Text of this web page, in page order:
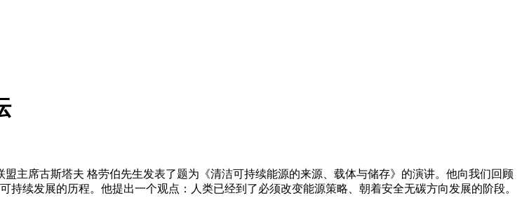
盟主席古斯塔夫 格劳伯先生发表了题为《清洁可持续能源的来源、载体与储存》的演讲。他向我们回顾
续发展的历程。他提出一个观点：人类已经到了必须改变能源策略、朝着安全无碳方向发展的阶段。